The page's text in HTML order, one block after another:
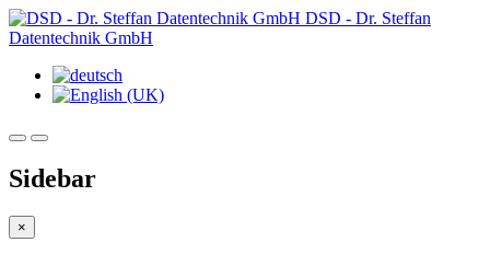
DSD - Dr. Steffan
Datentechnik GmbH
Sidebar
×